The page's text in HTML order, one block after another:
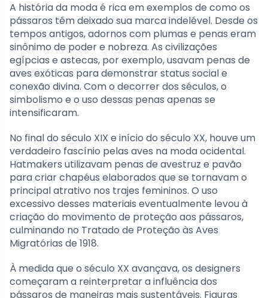
A história da moda é rica em exemplos de como os
pássaros têm deixado sua marca indelével. Desde os
tempos antigos, adornos com plumas e penas eram
sinônimo de poder e nobreza. As civilizações
egípcias e astecas, por exemplo, usavam penas de
aves exóticas para demonstrar status social e
conexão divina. Com o decorrer dos séculos, o
simbolismo e o uso dessas penas apenas se
intensificaram.
No final do século XIX e início do século XX, houve um
verdadeiro fascínio pelas aves na moda ocidental.
Hatmakers utilizavam penas de avestruz e pavão
para criar chapéus elaborados que se tornavam o
principal atrativo nos trajes femininos. O uso
excessivo desses materiais eventualmente levou à
criação do movimento de proteção aos pássaros,
culminando no Tratado de Proteção às Aves
Migratórias de 1918.
À medida que o século XX avançava, os designers
começaram a reinterpretar a influência dos
pássaros de maneiras mais sustentáveis. Figuras